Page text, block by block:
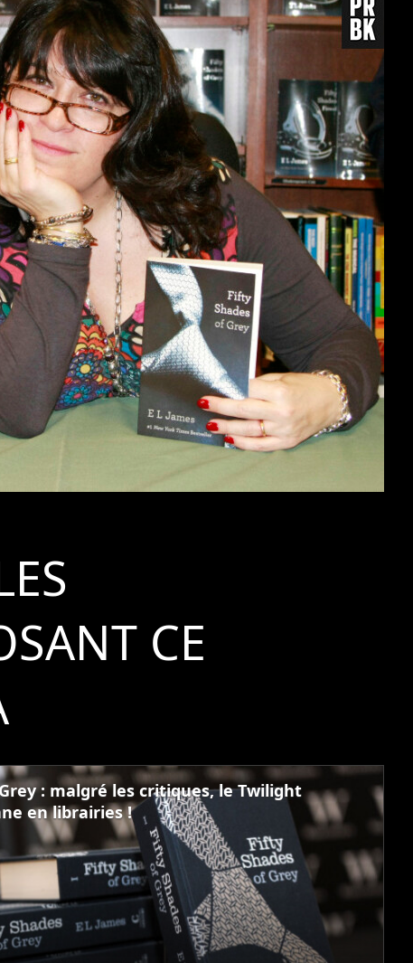
CE
: malgré les critiques, le Twilight
en librairies !